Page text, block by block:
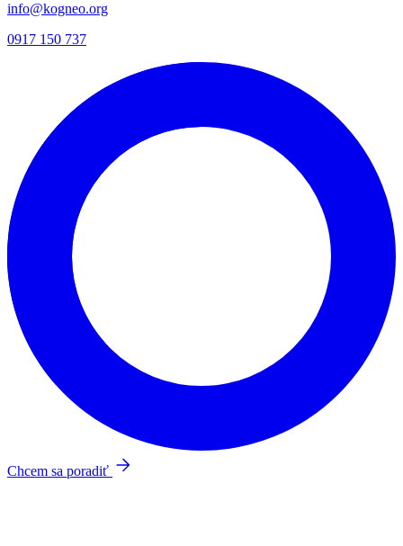
info@kogneo.org
0917 150 737
Chcem sa poradiť